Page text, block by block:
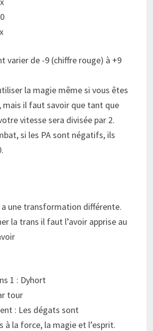
varier de -9 (chiffre rouge) à +9
la magie même si vous êtes
mais il faut savoir que tant que
vitesse sera divisée par 2.
si les PA sont négatifs, ils
a une transformation différente.
la trans il faut l’avoir apprise au
1 : Dyhort
tour
: Les dégats sont
à la force, la magie et l’esprit.